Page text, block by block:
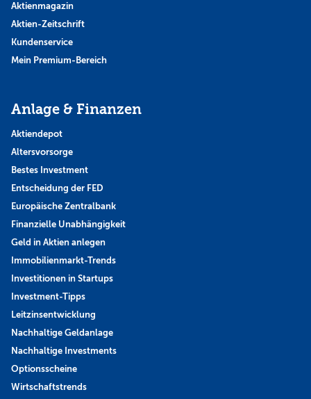
Aktienmagazin
Aktien-Zeitschrift
Kundenservice
Mein Premium-Bereich
Anlage & Finanzen
Aktiendepot
Altersvorsorge
Bestes Investment
Entscheidung der FED
Europäische Zentralbank
Finanzielle Unabhängigkeit
Geld in Aktien anlegen
Immobilienmarkt-Trends
Investitionen in Startups
Investment-Tipps
Leitzinsentwicklung
Nachhaltige Geldanlage
Nachhaltige Investments
Optionsscheine
Wirtschaftstrends